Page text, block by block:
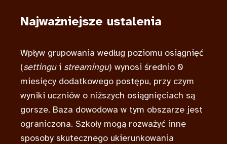
Najważniejsze ustalenia
Wpływ grupowania według poziomu osiągnięć
(settingui streamingu) wynosi średnio 0
miesięcy dodatkowego postępu, przy czym
wyniki uczniów o niższych osiągnięciach są
gorsze. Baza dowodowa w tym obszarze jest
ograniczona. Szkoły mogą rozważyć inne
sposoby skutecznego ukierunkowania